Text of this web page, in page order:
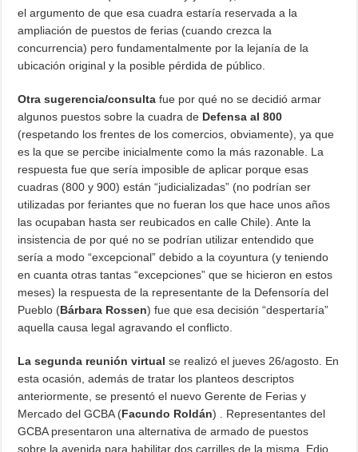
el argumento de que esa cuadra estaría reservada a la
ampliación de puestos de ferias (cuando crezca la
concurrencia) pero fundamentalmente por la lejanía de la
ubicación original y la posible pérdida de público.
Otra sugerencia/consultafue por qué no se decidió armar
algunos puestos sobre la cuadra de Defensa al 800
(respetando los frentes de los comercios, obviamente), ya que
es la que se percibe inicialmente como la más razonable. La
respuesta fue que sería imposible de aplicar porque esas
cuadras (800 y 900) están “judicializadas” (no podrían ser
utilizadas por feriantes que no fueran los que hace unos años
las ocupaban hasta ser reubicados en calle Chile). Ante la
insistencia de por qué no se podrían utilizar entendido que
sería a modo “excepcional” debido a la coyuntura (y teniendo
en cuanta otras tantas “excepciones” que se hicieron en estos
meses) la respuesta de la representante de la Defensoría del
Pueblo (Bárbara Rossen) fue que esa decisión “despertaría”
aquella causa legal agravando el conflicto.
La segunda reunión virtual se realizó el jueves 26/agosto. En
esta ocasión, además de tratar los planteos descriptos
anteriormente, se presentó el nuevo Gerente de Ferias y
Mercado del GCBA (Facundo Roldán) . Representantes del
GCBA presentaron una alternativa de armado de puestos
sobre la avenida para habilitar dos carrilles de la misma. Edio